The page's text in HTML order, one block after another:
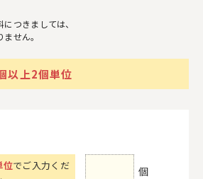
つきましては、
せん。
以上2個単位
位でご入力くだ
個